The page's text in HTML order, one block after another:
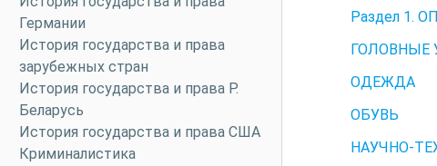
Германии
История государства и права
зарубежных стран
История государства и права Р.
Беларусь
История государства и права США
Криминалистика
Раздел 1.
ГОЛОВНЫЕ
ОДЕЖДА
ОБУВЬ
НАУЧНО-